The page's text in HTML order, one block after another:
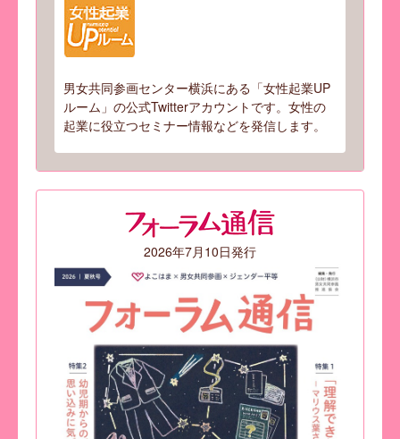
男女共同参画センター横浜にある「女性起業UP
ルーム」の公式Twitterアカウントです。女性の
起業に役立つセミナー情報などを発信します。
2026年7月10日発行